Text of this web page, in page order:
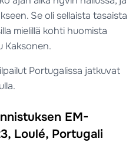
Se oli sellaista tasaista
mielillä kohti huomista
Kaksonen.
Portugalissa jatkuvat
EM-
Loulé, Portugali